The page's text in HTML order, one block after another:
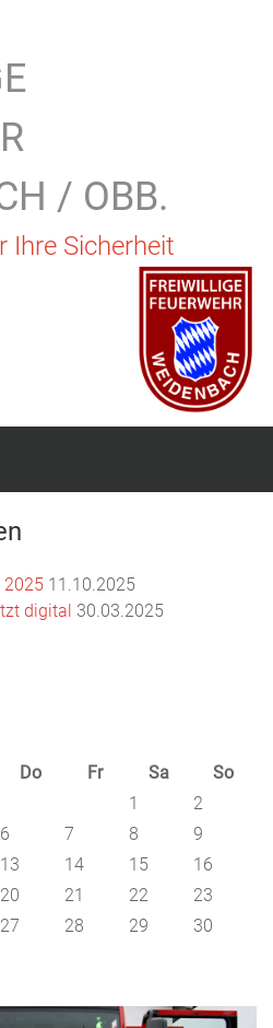
/ OBB.
Ihre Sicherheit
2025 11.10.2025
digital 30.03.2025
Do Fr Sa
So
1
2
6 7 8
9
13 14 15
16
20 21 22
23
27 28 29
30